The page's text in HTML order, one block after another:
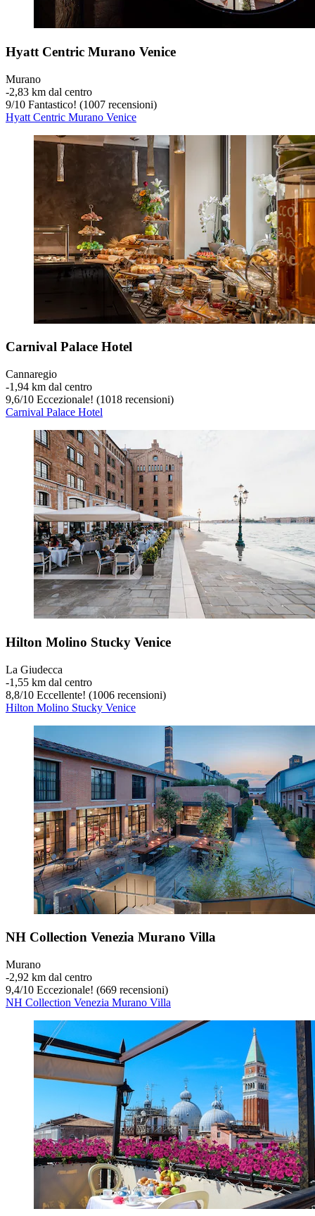
Hyatt Centric Murano Venice
Murano
‐2,83 km dal centro
9/10 Fantastico! (1007 recensioni)
Hyatt Centric Murano Venice
Carnival Palace Hotel
Cannaregio
‐1,94 km dal centro
9,6/10 Eccezionale! (1018 recensioni)
Carnival Palace Hotel
Hilton Molino Stucky Venice
La Giudecca
‐1,55 km dal centro
8,8/10 Eccellente! (1006 recensioni)
Hilton Molino Stucky Venice
NH Collection Venezia Murano Villa
Murano
‐2,92 km dal centro
9,4/10 Eccezionale! (669 recensioni)
NH Collection Venezia Murano Villa